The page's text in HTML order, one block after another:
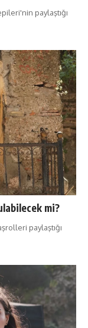
paylaştığı
mi?
paylaştığı